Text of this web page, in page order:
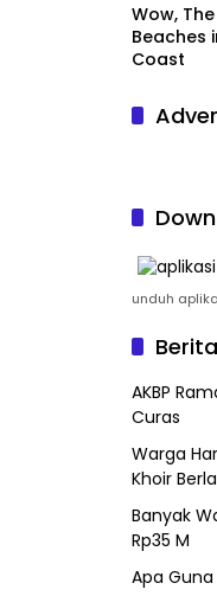
Wow,
Beaches
Coast
unduh
AKBP
Curas
Warga
Khoir
Banyak
Rp35 M
Apa